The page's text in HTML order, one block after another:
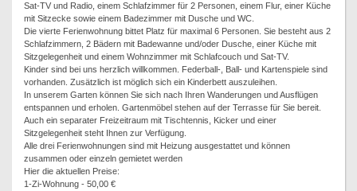
Sat-TV und Radio, einem Schlafzimmer für 2 Personen, einem Flur, einer Küche
mit Sitzecke sowie einem Badezimmer mit Dusche und WC.
Die vierte Ferienwohnung bittet Platz für maximal 6 Personen. Sie besteht aus 2
Schlafzimmern, 2 Bädern mit Badewanne und/oder Dusche, einer Küche mit
Sitzgelegenheit und einem Wohnzimmer mit Schlafcouch und Sat-TV.
Kinder sind bei uns herzlich willkommen. Federball-, Ball- und Kartenspiele sind
vorhanden. Zusätzlich ist möglich sich ein Kinderbett auszuleihen.
In unserem Garten können Sie sich nach Ihren Wanderungen und Ausflügen
entspannen und erholen. Gartenmöbel stehen auf der Terrasse für Sie bereit.
Auch ein separater Freizeitraum mit Tischtennis, Kicker und einer
Sitzgelegenheit steht Ihnen zur Verfügung.
Alle drei Ferienwohnungen sind mit Heizung ausgestattet und können
zusammen oder einzeln gemietet werden
Hier die aktuellen Preise:
1-Zi-Wohnung - 50,00 €